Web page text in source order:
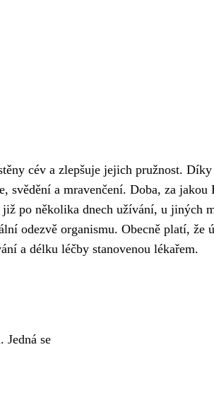
cév a zlepšuje jejich pružnost.
svědění a mravenčení. Doba, za
po několika dnech užívání, u jiných
odezvě organismu. Obecně platí, že
a délku léčby stanovenou lékařem.
Jedná se